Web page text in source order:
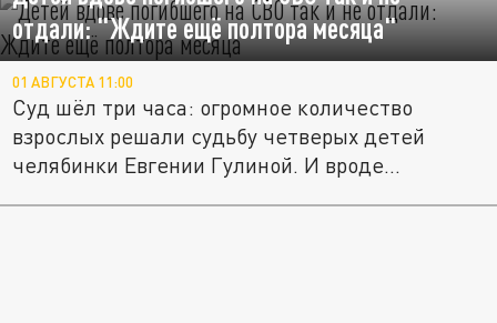
отдали: "Ждите ещё полтора месяца"
01 АВГУСТА 11:00
Суд шёл три часа: огромное количество
взрослых решали судьбу четверых детей
челябинки Евгении Гулиной. И вроде...